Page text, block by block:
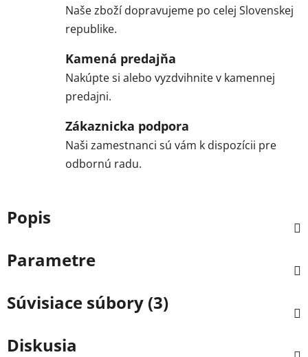
Naše zboží dopravujeme po celej Slovenskej
republike.
Kamená predajňa
Nakúpte si alebo vyzdvihnite v kamennej
predajni.
Zákaznicka podpora
Naši zamestnanci sú vám k dispozícii pre
odbornú radu.
Popis
Parametre
Súvisiace súbory (3)
Diskusia